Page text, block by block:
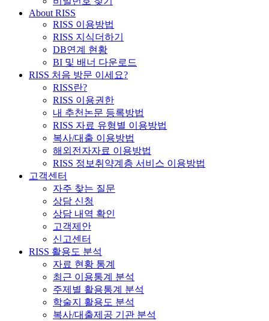
About RISS
RISS 이용방법
RISS 지식더하기
DB연계 현황
BI 및 배너 다운로드
RISS 처음 방문 이세요?
RISS란?
RISS 이용권한
내 추천논문 등록방법
RISS 자료 유형별 이용방법
복사/대출 이용방법
해외전자자료 이용방법
RISS 정보취약계층 서비스 이용방법
고객센터
자주 찾는 질문
상담 신청
상담 내역 확인
고객제안
신고센터
RISS 활용도 분석
자료 현황 통계
최근 이용통계 분석
주제별 활용통계 분석
학술지 활용도 분석
복사/대출제공 기관 분석